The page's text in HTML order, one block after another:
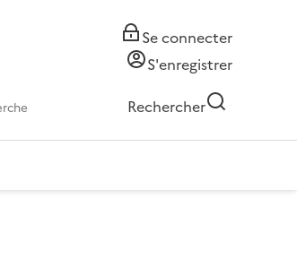
Se connecter
S'enregistrer
Rechercher